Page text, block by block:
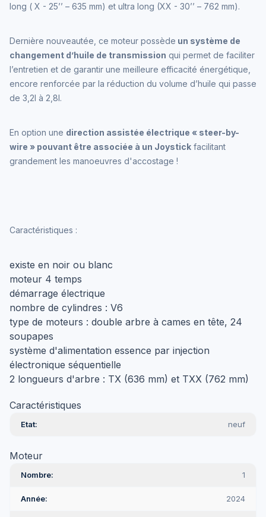
long ( X - 25’’ – 635 mm) et ultra long (XX - 30’’ – 762 mm).
Dernière nouveautée, ce moteur possède un système de
changement d’huile de transmission qui permet de faciliter
l’entretien et de garantir une meilleure efficacité énergétique,
encore renforcée par la réduction du volume d’huile qui passe
de 3,2l à 2,8l.
En option une direction assistée électrique « steer-by-
wire » pouvant être associée à un Joystick facilitant
grandement les manoeuvres d'accostage !
Caractéristiques :
existe en noir ou blanc
moteur 4 temps
démarrage électrique
nombre de cylindres : V6
type de moteurs : double arbre à cames en tête, 24
soupapes
système d'alimentation essence par injection
électronique séquentielle
2 longueurs d'arbre : TX (636 mm) et TXX (762 mm)
Caractéristiques
Etat neuf
Moteur
Nombre 1
Année 2024